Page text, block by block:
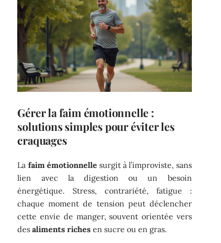
Gérer la faim émotionnelle :
solutions simples pour éviter les
craquages
La faim émotionnelle surgit à l’improviste, sans
lien avec la digestion ou un besoin
énergétique. Stress, contrariété, fatigue :
chaque moment de tension peut déclencher
cette envie de manger, souvent orientée vers
desaliments riches en sucre ou en gras.